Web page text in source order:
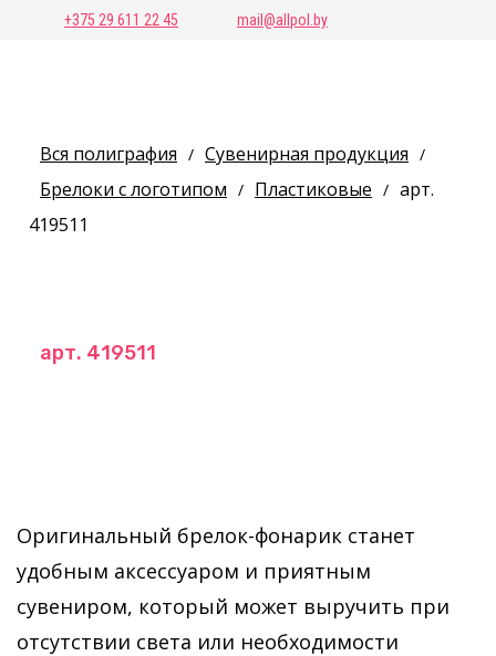
+375 29 611 22 45 mail@allpol.by
Вся полиграфия / Сувенирная продукция /
Брелоки с логотипом / Пластиковые / арт.
419511
арт. 419511
Оригинальный брелок-фонарик станет
удобным аксессуаром и приятным
сувениром, который может выручить при
отсутствии света или необходимости